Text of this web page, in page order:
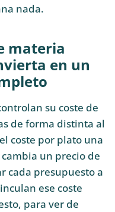
nada.
materia
en un
su coste de
de forma distinta al
coste por plato una
un precio de
cada presupuesto a
ese coste
para ver de